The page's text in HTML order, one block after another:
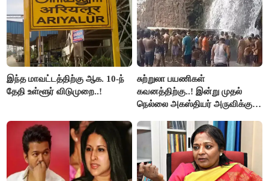
இந்த மாவட்டத்திற்கு ஆக. 10-ந்
தேதி உள்ளூர் விடுமுறை..!
சுற்றுலா பயணிகள்
கவனத்திற்கு..! இன்று முதல்
நெல்லை அகஸ்தியர் அருவிக்கு